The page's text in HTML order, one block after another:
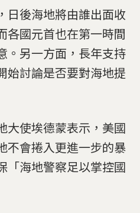
日後海地將由誰出面收
各國元首也在第一時間
。另一方面，長年支持
始討論是否要對海地提
大使埃德蒙表示，美國
不會捲入更進一步的暴
「海地警察足以掌控國